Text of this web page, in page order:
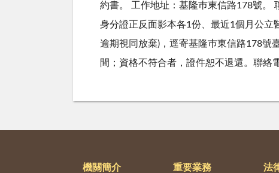
約書。 工作地址：基隆巿東信路178號。
身分證正反面影本各1份、最近1個月公立
逾期視同放棄)，逕寄基隆巿東信路178號
間；資格不符合者，證件恕不退還。聯絡
機關簡介 重要業務 法